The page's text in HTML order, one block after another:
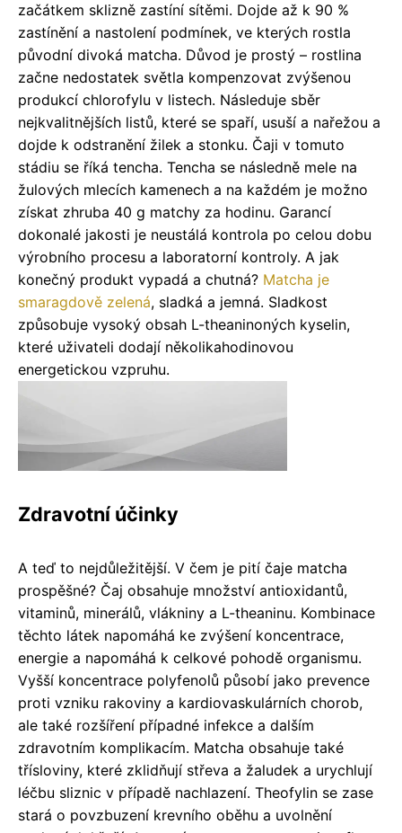
začátkem sklizně zastíní sítěmi. Dojde až k 90 %
zastínění a nastolení podmínek, ve kterých rostla
původní divoká matcha. Důvod je prostý – rostlina
začne nedostatek světla kompenzovat zvýšenou
produkcí chlorofylu v listech. Následuje sběr
nejkvalitnějších listů, které se spaří, usuší a nařežou a
dojde k odstranění žilek a stonku. Čaji v tomuto
stádiu se říká tencha. Tencha se následně mele na
žulových mlecích kamenech a na každém je možno
získat zhruba 40 g matchy za hodinu. Garancí
dokonalé jakosti je neustálá kontrola po celou dobu
výrobního procesu a laboratorní kontroly. A jak
konečný produkt vypadá a chutná? Matcha je
smaragdově zelená, sladká a jemná. Sladkost
způsobuje vysoký obsah L-theaninoných kyselin,
které uživateli dodají několikahodinovou
energetickou vzpruhu.
Zdravotní účinky
A teď to nejdůležitější. V čem je pití čaje matcha
prospěšné? Čaj obsahuje množství antioxidantů,
vitaminů, minerálů, vlákniny a L-theaninu. Kombinace
těchto látek napomáhá ke zvýšení koncentrace,
energie a napomáhá k celkové pohodě organismu.
Vyšší koncentrace polyfenolů působí jako prevence
proti vzniku rakoviny a kardiovaskulárních chorob,
ale také rozšíření případné infekce a dalším
zdravotním komplikacím. Matcha obsahuje také
třísloviny, které zklidňují střeva a žaludek a urychlují
léčbu sliznic v případě nachlazení. Theofylin se zase
stará o povzbuzení krevního oběhu a uvolnění